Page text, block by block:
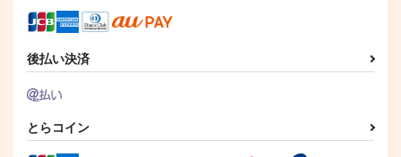
作品詳細
後払い決済
とらコイン